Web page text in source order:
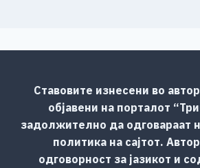
Ставовите изнесени во
објавени на порталот
задолжително да одговараат
политика на сајтот.
одговорност за јазикот и